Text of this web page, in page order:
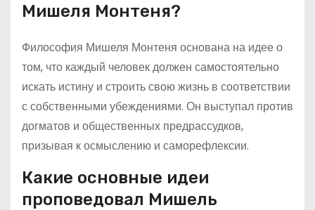
Мишеля Монтеня?
Философия Мишеля Монтеня основана на идее о
том, что каждый человек должен самостоятельно
искать истину и строить свою жизнь в соответствии
с собственными убеждениями. Он выступал против
догматов и общественных предрассудков,
призывая к осмыслению и саморефлексии.
Какие основные идеи
проповедовал Мишель